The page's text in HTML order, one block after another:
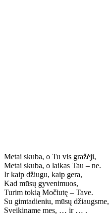
Metai skuba, o Tu vis gražėji,
Metai skuba, o laikas Tau – ne.
Ir kaip džiugu, kaip gera,
Kad mūsų gyvenimuos,
Turim tokią Močiutę – Tave.
Su gimtadieniu, mūsų džiaugsme,
Sveikiname mes, … ir … .